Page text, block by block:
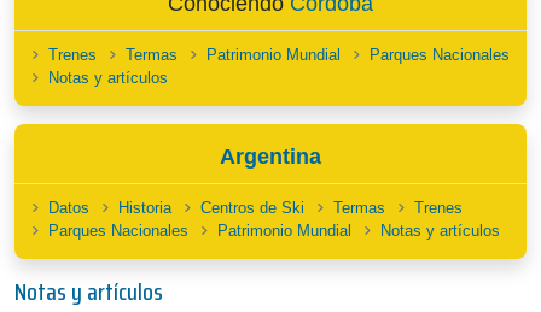
Trenes Termas Patrimonio Mundial
Parques Nacionales
Notas y artículos
Argentina
Datos Historia Centros de Ski Termas
Trenes
Parques Nacionales
Patrimonio Mundial Notas y artículos
Notas y artículos